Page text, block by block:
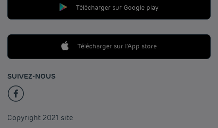
Télécharger sur Google play
Télécharger sur l'App store
SUIVEZ-NOUS
Copyright 2021 site